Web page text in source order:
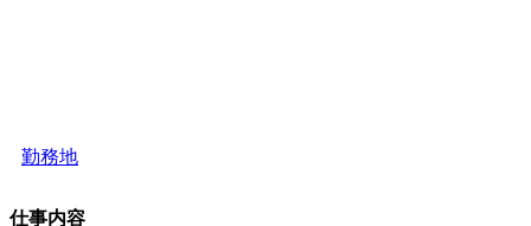
勤務地
仕事内容